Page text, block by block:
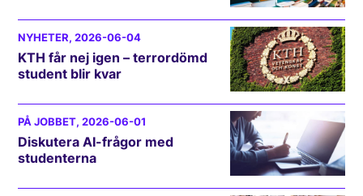
NYHETER, 2026-06-04
KTH får nej igen – terrordömd
student blir kvar
PÅ JOBBET, 2026-06-01
Diskutera AI-frågor med
studenterna